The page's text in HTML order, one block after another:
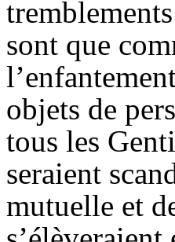
sont que
objets de
tous les
seraient
mutuelle et